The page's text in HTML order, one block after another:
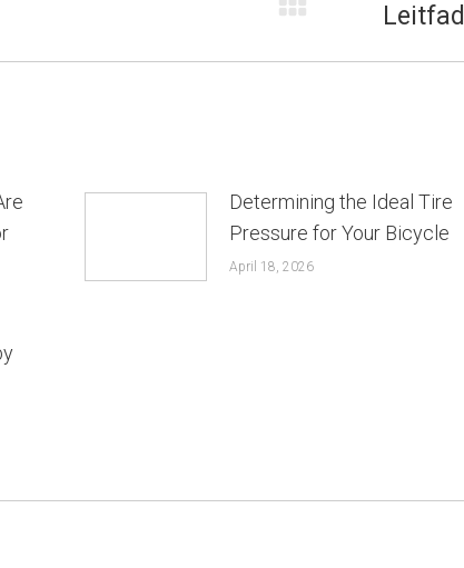
Determining the Ideal Tire
Pressure for Your Bicycle
April 18, 2026